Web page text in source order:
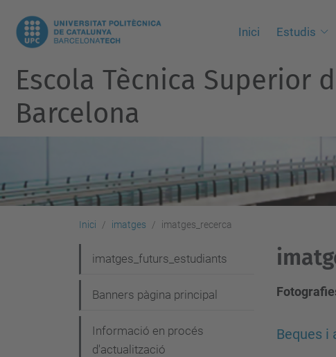
Inici Estudis
Escola Tècnica Superior
Barcelona
Inici imatges imatges_recerca
Beques i
a
v
imatges_futurs_estudiants
Banners pàgina principal
Informació en procés
d'actualització